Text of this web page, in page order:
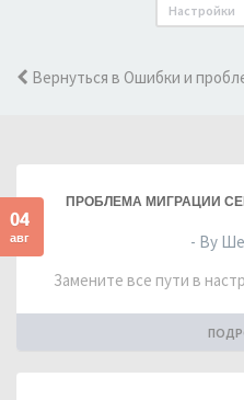
Настройки
Вернуться в Ошибки и
04
авг
ПРОБЛЕМА МИГРАЦИИ
- By
Замените все пути в